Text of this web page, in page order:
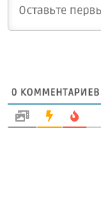
0 КОММЕНТАРИЕВ